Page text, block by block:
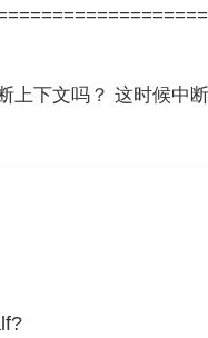
上下文吗？ 这时候中